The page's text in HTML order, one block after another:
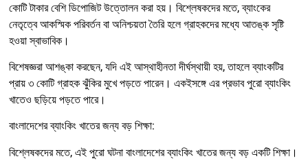
কোটি টাকার বেশি ডিপোজিট উত্তোলন করা হয়। বিশ্লেষকদের মতে, ব্যাংকের
নেতৃত্বে আকস্মিক পরিবর্তন বা অনিশ্চয়তা তৈরি হলে গ্রাহকদের মধ্যে আতঙ্ক সৃষ্টি
হওয়া স্বাভাবিক।
বিশেষজ্ঞরা আশঙ্কা করছেন, যদি এই আস্থাহীনতা দীর্ঘস্থায়ী হয়, তাহলে ব্যাংকটির
প্রায় ৩ কোটি গ্রাহক ঝুঁকির মুখে পড়তে পারেন। একইসঙ্গে এর প্রভাব পুরো ব্যাংকিং
খাতেও ছড়িয়ে পড়তে পারে।
বাংলাদেশের ব্যাংকিং খাতের জন্য বড় শিক্ষা:
বিশ্লেষকদের মতে, এই পুরো ঘটনা বাংলাদেশের ব্যাংকিং খাতের জন্য বড় একটি শিক্ষা।